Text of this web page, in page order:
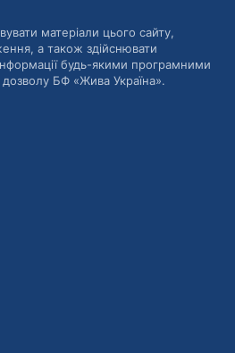
матеріали цього сайту,
а також здійснювати
будь-якими програмними
БФ «Жива Україна».